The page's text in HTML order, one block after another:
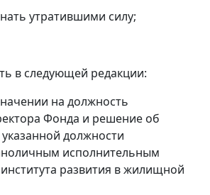
утратившими силу;
в следующей редакции:
на должность
Фонда и решение об
должности
исполнительным
развития в жилищной